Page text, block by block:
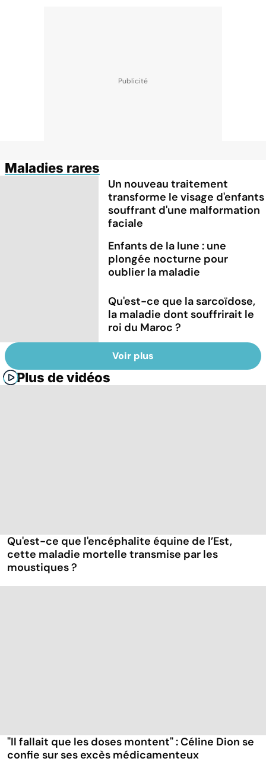
Maladies rares
Un nouveau traitement
transforme le visage d'enfants
souffrant d'une malformation
faciale
Enfants de la lune : une
plongée nocturne pour
oublier la maladie
Qu'est-ce que la sarcoïdose,
la maladie dont souffrirait le
roi du Maroc ?
Voir plus
Plus de vidéos
Qu'est-ce que l'encéphalite équine de l’Est,
cette maladie mortelle transmise par les
moustiques ?
"Il fallait que les doses montent" : Céline Dion se
confie sur ses excès médicamenteux